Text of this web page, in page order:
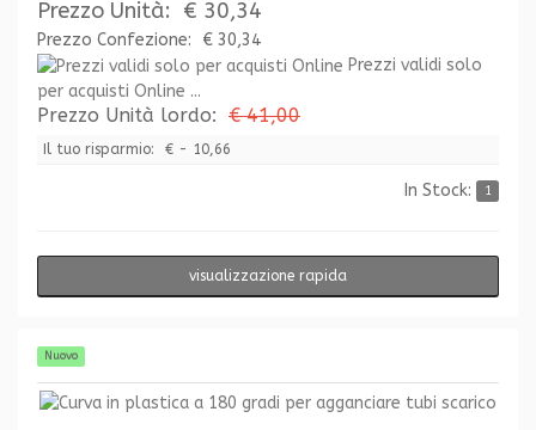
Prezzo Unità: € 30,34
Prezzo Confezione:
€ 30,34
Prezzi validi solo
per acquisti Online ...
Prezzo Unità lordo: € 41,00
Il tuo risparmio: € - 10,66
In Stock: 1
visualizzazione rapida
Nuovo